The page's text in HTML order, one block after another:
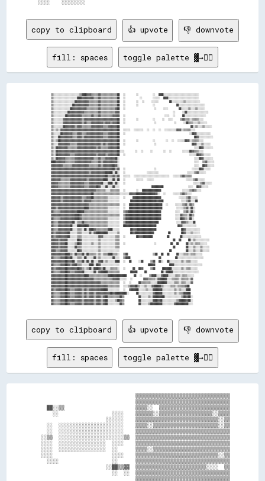
copy to clipboard 👍 upvote 👎 downvote
fill: spaces toggle palette ▓→✊🏽
▒▒░░░░░░░░░░░░░░░░░░░░░░▒▒████▓▓▓▓▒▒▒▒▒▒▓▓▒▒▒▒▒▒▒▒▒▒▒▒▒▒██  ░░      ░░        ░░  ████░░░░░░░░░░░░░░░░░░░░░░░░░░░░░░
▒▒░░░░░░░░░░░░░░░░░░░░████▓▓▓▓▓▓▓▓▓▓▒▒▒▒▓▓▒▒▒▒▒▒▒▒▒▒▒▒▒▒██  ░░        ░░      ░░░░░░  ████░░░░░░░░░░░░░░░░░░░░░░░░░░
▒▒░░░░░░░░░░░░░░░░░░██▓▓▓▓▓▓▓▓▓▓▒▒▒▒▒▒▒▒▓▓▒▒▒▒▒▒▒▒▒▒▒▒▒▒██  ░░      ░░  ░░    ░░░░░░      ██░░░░░░░░░░▒▒░░░░░░░░░░░░
▒▒░░░░░░░░░░░░░░░░██▓▓▓▓▓▓▓▓▓▓▓▓▒▒▒▒▒▒▒▒▓▓▒▒▒▒▒▒▒▒▒▒▒▒▒▒██  ░░      ░░        ░░            ██░░░░░░░░░░░░░░░░░░░░░░
▒▒░░░░░░░░░░░░░░██▓▓▓▓▓▓▓▓▓▓▓▓▒▒▒▒▒▒▒▒▒▒▓▓▒▒▒▒▒▒▒▒▒▒▒▒▓▓██  ░░                ░░    ░░░░      ██░░░░░░▒▒░░░░▒▒░░░░░░
▒▒░░░░░░░░░░░░██▓▓▓▓▓▓▓▓▓▓▓▓▒▒▒▒▒▒▒▒▒▒▒▒▓▓▒▒▒▒▒▒▒▒▒▒▒▒▓▓▓▓                              ░░    ░░██░░░░░░░░░░░░░░░░░░
▒▒░░░░░░░░░░██▓▓▓▓▓▓▓▓▓▓▓▓▒▒▒▒▒▒▒▒▓▓▒▒▒▒▓▓▒▒▒▒▒▒▒▒▒▒▓▓▓▓▓▓  ░░                      ░░░░  ░░    ██░░░░░░░░░░░░░░░░░░
▒▒░░░░░░░░▓▓▓▓▓▓▓▓▓▓▓▓▓▓▓▓▒▒▓▓▓▓▓▓▓▓▓▓▓▓▓▓▓▓▓▓▓▓▓▓▓▓▓▓▓▓██  ░░      ░░        ░░    ░░  ░░░░    ▒▒▓▓▒▒▒▒░░▒▒▒▒▒▒░░░░
▒▒░░░░░░░░▓▓▓▓▓▓▓▓▓▓▓▓▓▓▓▓▒▒▓▓▒▒▒▒▓▓▓▓▓▓▓▓▓▓▒▒▓▓▓▓▒▒▓▓▓▓██  ░░                ░░          ░░    ░░██▒▒▒▒░░░░▒▒░░░░░░
▒▒░░░░░░░░██▓▓▓▓▓▓▓▓▒▒▓▓▓▓▒▒▒▒▒▒▒▒▓▓▓▓▓▓▓▓▓▓▒▒▒▒▓▓▓▓▓▓▓▓██                                        ██░░▒▒░░░░▒▒░░░░░░
▒▒░░▒▒░░▓▓▓▓▓▓▓▓▓▓▓▓▓▓▓▓▓▓▓▓▓▓▓▓▓▓▓▓▓▓▓▓▓▓▓▓▓▓▓▓▓▓▓▓▓▓▓▓██  ░░░░░░  ░░░░░░░░  ░░  ░░  ░░  ░░░░░░░░░░▓▓▓▓░░▒▒▒▒▒▒░░░░
▒▒░░░░░░██▓▓▓▓▓▓▓▓▒▒▒▒▓▓▓▓▒▒▒▒▓▓▓▓▓▓▓▓▓▓▓▓▓▓▒▒▒▒▓▓▓▓▓▓▓▓██  ░░                                    ░░██▓▓░░░░░░░░░░░░
▒▒░░░░██▓▓▓▓▓▓▓▓▓▓▒▒▒▒▓▓▓▓▒▒▓▓▓▓▓▓▓▓▓▓▓▓▓▓▓▓▒▒▒▒▓▓▓▓▓▓▓▓██                                          ██▓▓░░░░░░░░░░░░
▒▒░░▒▒██▓▓▓▓▓▓▓▓▓▓▓▓▓▓▓▓▓▓▓▓▓▓▓▓▓▓▓▓▓▓▓▓▓▓▓▓▓▓▓▓▓▓▓▓▓▓▓▓██  ░░      ░░        ░░      ░░  ░░  ░░░░░░██▓▓░░▒▒▒▒▒▒░░░░
▒▒░░░░▓▓▓▓▓▓▓▓▓▓▒▒▒▒▒▒▓▓▓▓▓▓▓▓▓▓▓▓▓▓▓▓▓▓▓▓▒▒▓▓▒▒▓▓▓▓▓▓▓▓██  ░░                ░░                    ██▓▓░░░░▒▒░░░░░░
▒▒░░██▓▓▓▓▓▓▓▓▒▒▒▒▒▒▒▒▓▓▓▓▓▓▓▓▓▓▓▓▓▓▓▓▒▒▓▓▒▒▒▒▒▒▓▓▓▓▓▓▓▓██                                          ░░░░██▓▓░░░░░░░░
▒▒░░██▓▓▓▓▓▓▓▓▓▓▓▓▓▓▓▓▓▓▓▓▓▓▓▓▓▓▓▓▓▓▓▓▓▓▓▓▓▓▓▓▓▓▓▓▓▓▓▓▓▓██░░░░      ░░  ░░    ░░      ░░  ░░      ░░░░░░██▓▓▒▒▒▒░░░░
▒▒░░██▓▓▓▓▓▓▓▓▓▓▒▒▒▒▓▓▓▓▓▓▓▓▓▓▓▓▓▓▓▓▓▓▒▒▓▓▓▓▓▓▒▒▓▓▓▓▓▓▓▓██  ░░                                    ░░░░░░██▓▓▒▒░░░░░░
▒▒░░██▓▓▓▓▓▓▒▒▒▒▒▒▒▒▓▓▓▓▓▓▓▓▓▓▓▓▓▓▓▓▒▒▒▒▓▓▒▒▒▒▓▓▓▓▓▓▓▓██░░                                          ░░░░██▓▓░░░░░░░░
████▓▓▓▓▓▓▓▓▒▒▒▒▒▒▒▒▓▓▓▓▓▓▓▓▓▓▓▓▓▓▒▒▒▒▒▒▓▓▒▒▓▓▓▓▓▓▓▓▓▓▓▓░░                                          ░░░░  ▒▒▓▓░░░░░░
▓▓▓▓▓▓▓▓▓▓▒▒▒▒▒▒▒▒▓▓▓▓▓▓▓▓▓▓▓▓▓▓▒▒▒▒▒▒▒▒▓▓▒▒▓▓▓▓▓▓▓▓██▓▓░░                                          ░░░░  ██▓▓░░░░░░
▓▓▓▓▓▓▓▓▓▓▓▓▓▓▓▓▓▓▓▓▓▓▓▓▓▓▓▓▓▓▓▓▓▓▓▓▓▓▓▓▓▓▓▓▓▓▓▓▓▓▓▓██▒▒▓▓  ░░                ░░                    ░░░░░░██▓▓░░░░░░
▓▓▓▓▓▓▓▓▓▓▓▓▓▓▓▓▓▓▓▓▓▓▓▓▓▓▓▓▓▓▓▓▒▒▓▓▓▓▓▓▓▓▓▓▓▓██████░░██░░  ░░            ░░░░░░░░░░                ░░░░░░▒▒▓▓░░░░░░
▓▓▓▓▓▓▓▓▓▓▓▓▓▓▓▓▓▓▓▓▓▓▓▓▓▓▓▓▓▓▓▓▓▓▓▓▓▓▓▓▓▓▓▓▓▓██▒▒▒▒▓▓▒▒▓▓  ░░░░░░  ░░░░░░░░░░░░░░░░░░░░░░░░░░░░░░  ░░░░░░▒▒▓▓▒▒▒▒▒▒
▓▓▓▓▓▓▓▓▒▒▒▒▒▒▒▒▓▓▓▓▓▓▓▓▓▓▓▓▓▓▒▒▓▓▓▓▓▓▓▓▓▓▓▓████░░░░██░░██  ░░      ░░░░░░  ░░░░░░                  ░░░░░░▒▒▓▓░░░░░░
▓▓▓▓▓▓▒▒▒▒▒▒▒▒▒▒▓▓▓▓▓▓▓▓▓▓▓▓▒▒▒▒▓▓▓▓▓▓▓▓▓▓██░░░░████░░██░░  ░░                                      ░░░░░░▒▒▓▓░░░░░░
▓▓▓▓▓▓▒▒▒▒▒▒▒▒▒▒▓▓▓▓▓▓▓▓▓▓▓▓▒▒▒▒▓▓▓▓▓▓██▓▓░░░░██░░░░██░░░░                  ██████████              ░░░░  ██▓▓░░░░░░
▓▓▓▓▓▓▓▓▓▓▓▓▓▓▓▓▓▓▓▓▓▓▓▓▓▓▓▓▓▓▓▓▓▓▓▓▓▓▒▒▒▒▒▒▒▒░░░░▒▒▒▒▒▒▒▒  ░░      ░░  ████████████████            ░░░░░░▒▒▓▓▒▒░░░░
▓▓▓▓▓▓▓▓▓▓▓▓▓▓▓▓▓▓▓▓▓▓▓▓▓▓▓▓▓▓▓▓▓▓██▒▒▒▒▒▒▒▒▒▒▒▒▒▒▒▒▒▒▒▒▒▒░░░░░░░░▓▓▓▓▓▓████████████████▓▓░░  ░░    ░░░░░░▒▒▓▓▒▒░░░░
▓▓▓▓▓▓▓▓▒▒▓▓▓▓▓▓▓▓▓▓▓▓▓▓▓▓▒▒▒▒▓▓▓▓██▒▒▒▒▒▒▒▒▒▒▒▒░░░░░░░░░░  ░░    ████████████████████████          ░░░░░░▒▒▓▓░░░░░░
▓▓▓▓▓▓▓▓▒▒▓▓▓▓▓▓▓▓▓▓▓▓▓▓▓▓▒▒▓▓▓▓▓▓▒▒▒▒▒▒▒▒▒▒▒▒▒▒░░░░░░░░░░      ██████████████████████▓▓████          ░░░░▒▒▓▓░░░░██
▓▓▓▓▓▓▓▓▓▓▓▓▓▓▓▓▓▓▓▓▓▓▓▓▓▓▓▓▓▓▓▓▒▒▒▒▒▒▒▒▒▒▒▒▒▒▒▒▒▒▒▒▒▒▒▒▒▒  ░░  ████████████████████████████  ░░    ░░░░░░▒▒▓▓░░▓▓▒▒
▓▓▓▓▒▒▓▓▓▓▓▓▓▓▓▓▓▓▓▓▓▓▓▓▓▓▓▓████▒▒▒▒▒▒▒▒▒▒▒▒▒▒▒▒░░░░░░░░░░  ░░  ████████████████████████████        ░░░░░░▒▒▓▓░░██░░
▓▓▒▒▒▒▒▒▓▓▓▓▓▓▓▓▓▓▓▓▓▓██████▒▒▒▒▒▒▒▒▒▒▒▒▒▒▒▒▒▒▒▒░░░░░░░░░░  ▒▒▓▓████████████████████████████        ░░░░  ▒▒▓▓░░██░░
▓▓▓▓▓▓▓▓▓▓▓▓▓▓▓▓▓▓▓▓████▓▓▒▒▒▒▒▒▒▒▒▒▒▒▒▒▒▒▒▒▒▒▒▒▒▒▒▒▒▒▒▒▒▒  ▒▒██████████████████████████████        ░░░░▓▓▒▒▒▒░░██▒▒
▓▓▒▒▒▒▒▒▓▓▓▓▓▓▓▓▓▓▓▓████▓▓▒▒▒▒▒▒▒▒▒▒▒▒▒▒▒▒▒▒▒▒▒▒░░░░░░░░░░  ▒▒██████████████████████████████        ░░░░██▓▓▒▒░░██░░
▓▓▒▒▒▒▓▓▓▓▓▓▓▓▓▓▓▓██░░▒▒▒▒██▒▒▒▒▒▒▒▒▒▒▒▒▒▒▒▒▒▒▒▒░░░░░░░░░░  ▒▒████████████████████████████          ░░░░▓▓▓▓▒▒░░░░██
▓▓▒▒▒▒▓▓▓▓▓▓▓▓▓▓██░░░░██████████▒▒▒▒▒▒▒▒▒▒▒▒▒▒▒▒░░░░░░░░░░  ████████████████████████████            ██▓▓░░░░░░░░░░░░
▓▓▒▒▒▒▓▓▓▓▓▓▓▓▓▓██░░░░▒▒▒▒░░██░░████▓▓▒▒▒▒▒▒▒▒▒▒████░░░░░░      ██▓▓▓▓████████████████              ██▓▓░░░░░░░░░░░░
▓▓▒▒▓▓▓▓▓▓▓▓▓▓██░░░░░░▒▒▒▒░░░░░░▓▓░░▓▓██████████░░░░░░░░▒▒      ██▓▓████████████████        ██      ██▓▓░░░░▒▒░░░░░░
▓▓▒▒▓▓▓▓▓▓▓▓▓▓██░░░░░░▒▒▒▒░░░░░░░░░░░░░░▓▓▓▓░░░░░░░░░░▒▒▒▒  ░░      ██▓▓▓▓████████        ██      ██░░░░░░░░░░░░░░░░
▓▓▓▓▓▓▒▒▓▓▓▓▓▓░░░░░░░░██▓▓░░░░░░░░░░░░░░▒▒░░░░░░░░░░░░▒▒▒▒                              ██  ██    ██░░▒▒░░░░░░░░░░░░
▓▓▓▓▓▓▒▒▓▓▓▓██░░░░░░▒▒██▓▓░░░░░░░░▒▒░░░░▒▒░░░░░░░░░░░░▒▒▒▒  ░░                ░░        ██  ██    ██░░▒▒░░▒▒▒▒░░░░░░
▓▓▓▓▓▓▒▒▓▓▓▓▓▓░░░░░░██▒▒▒▒░░░░░░░░░░░░░░▒▒░░░░░░░░░░░░▒▒▒▒                              ██      ██░░░░▒▒░░░░▒▒░░░░░░
▓▓▓▓▒▒▒▒▓▓▓▓▓▓░░░░░░░░██▓▓░░░░░░░░░░░░░░▒▒░░░░░░░░░░░░░░░░                            ██        ██░░░░▒▒░░░░▒▒░░░░░░
▓▓▓▓▓▓▓▓▓▓▓▓████▒▒░░██▒▒▒▒██░░██▒▒▒▒▒▒░░▒▒░░▒▒▒▒████▒▒▒▒░░  ▒▒██              ▒▒██  ██  ██    ██░░░░▒▒▒▒░░▒▒▒▒░░░░░░
▓▓▒▒▒▒▒▒▓▓▓▓██▓▓██░░░░▒▒▒▒░░██░░░░░░██░░▒▒░░░░░░░░░░██░░░░  ▒▒████                ██        ██░░░░░░░░░░░░░░░░░░░░░░
▓▓▓▓▓▓▓▓▓▓▓▓██▓▓▓▓██░░▒▒▒▒██░░██░░██░░░░▓▓██░░▒▒░░░░░░████  ░░  ██    ░░██    ▒▒██  ██░░  ██░░░░░░░░░░▒▒░░▒▒▒▒░░░░░░
▓▓▒▒▒▒▒▒▓▓▓▓██▓▓▒▒▓▓██▒▒▒▒░░░░░░████░░██▓▓░░░░░░░░░░░░░░░░                ██████        ████░░░░░░░░░░░░░░░░░░░░░░░░
▓▓▒▒▓▓▓▓▓▓▓▓██▓▓▓▓▓▓▓▓██▓▓▒▒░░▒▒██░░████▓▓▒▒██░░░░▒▒▒▒▒▒░░  ░░    ██  ██▓▓    ▒▒██    ████████░░░░░░░░▒▒░░▒▒▒▒░░░░░░
▓▓▒▒▒▒▒▒▓▓▓▓██▓▓▒▒▒▒▓▓▓▓▓▓██░░░░░░░░██░░▓▓██████▒▒▒▒▒▒▒▒▒▒      ██████    ██        ██░░██████░░░░░░░░░░░░░░░░░░░░░░
▓▓▓▓▓▓▓▓▓▓▓▓██▓▓▓▓▓▓▓▓▓▓▓▓▓▓████▒▒▒▒▒▒▒▒▒▒▒▒▒▒▒▒████████████████    ██  ░░    ▒▒████░░░░▓▓████░░░░░░▒▒▒▒░░▒▒▒▒░░░░░░
▓▓▓▓▓▓▓▓▓▓▓▓██▓▓▓▓▓▓▓▓▓▓▓▓▓▓▓▓▓▓▓▓▓▓▒▒▒▒▒▒▒▒▒▒▒▒▒▒▒▒▓▓▓▓▓▓░░░░░░  ░░      ▓▓▓▓▒▒▒▒▒▒░░▓▓██████░░░░▒▒▒▒▒▒░░▒▒▒▒▒▒░░▓▓
▓▓▓▓▓▓▓▓▓▓▓▓██▓▓▓▓▓▓▓▓▓▓▓▓▓▓▓▓▓▓▓▓▓▓▓▓▓▓▓▓▒▒▒▒▒▒▒▒▒▒▒▒▒▒▒▒  ░░  ░░    ██▒▒▒▒▒▒▒▒░░░░░░████████░░░░░░▒▒▒▒░░▒▒▒▒░░░░▓▓
▓▓▓▓▓▓▓▓▓▓▓▓██▓▓▓▓▓▓▓▓▓▓▓▓▓▓▓▓▓▓▓▓▓▓▓▓▓▓▓▓▓▓▓▓▓▓▒▒▒▒▒▒▒▒▒▒  ░░░░▒▒▓▓▓▓██▒▒░░░░▒▒░░░░▓▓██████▒▒░░░░░░▒▒▒▒░░▒▒▒▒▒▒▓▓██
▓▓▒▒▓▓▓▓▓▓▓▓██▓▓▒▒▒▒▓▓▓▓▓▓▒▒▓▓▒▒▓▓▓▓▓▓▓▓▓▓██████░░░░░░░░░░  ░░  ▓▓██████░░░░░░▒▒░░░░████████░░░░░░░░░░▒▒░░▒▒░░░░████
▓▓▒▒▒▒▒▒▓▓▓▓██▓▓▒▒▒▒▓▓▓▓▓▓▒▒▓▓▒▒▓▓▓▓▒▒▓▓▓▓▓▓▓▓▓▓▓▓██▓▓██████████░░    ██░░░░░░░░░░░░▓▓██████░░░░░░░░░░▒▒░░▒▒▒▒██████
▓▓▒▒▒▒▒▒▓▓▓▓██▓▓▒▒▒▒▓▓▓▓▓▓▒▒▓▓▒▒▓▓▓▓▒▒▓▓▓▓▒▒▓▓██▒▒▒▒▒▒▒▒▒▒██▒▒        ██░░░░░░▒▒░░██████████░░░░░░░░░░░░░░▒▒██▓▓██░░
▓▓▒▒▒▒▒▒▓▓▓▓██▓▓▓▓▓▓▓▓▓▓▓▓▒▒▓▓▓▓▓▓▓▓▒▒▓▓▓▓▒▒▓▓██░░░░░░▒▒██▓▓▒▒        ██░░░░░░░░░░████▓▓██░░░░░░░░░░░░▒▒██████▓▓██░░
copy to clipboard 👍 upvote 👎 downvote
fill: spaces toggle palette ▓→✊🏽
                                  ▒▒▒▒▒▒▒▒▒▒▒▒▒▒▒▒▒▒▒▒▒▒▒▒▒▒▒▒▒▒▒▒
                                  ▒▒▒▒▒▒▒▒▒▒▒▒▒▒▒▒▒▒▒▒▒▒▒▒▒▒▒▒▒▒▒▒
    ██░░▒▒                        ▒▒▒▒░░  ▒▒▒▒▒▒▒▒▒▒▒▒▒▒▒▒▒▒▒▒▒▒▒▒
      ░░                  ░░░░    ▒▒▒▒▒▒░░▒▒▒▒▒▒▒▒▒▒▒▒▒▒▒▒▒▒░░▒▒▒▒
                        ░░░░░░    ▒▒▒▒▒▒▒▒▒▒▒▒▒▒▒▒▒▒▒▒▒▒▒▒▒▒▒▒░░▒▒
    ░░  ░░░░░░░░░░░░░░░░░░░░░░    ▒▒▒▒░░▒▒▒▒▒▒▒▒▒▒▒▒▒▒▒▒▒▒▒▒▒▒░░▒▒
    ░░  ░░░░░░░░░░░░░░░░░░░░░░    ▒▒▒▒▒▒▒▒▒▒▒▒▒▒▒▒▒▒▒▒▒▒▒▒▒▒▒▒▒▒▒▒
  ░░▒▒  ░░░░░░░░░░░░░░░░░░░░░░▒▒  ▒▒▒▒▒▒▒▒▒▒▒▒▒▒▒▒▒▒▒▒▒▒▒▒▒▒▒▒▒▒▒▒
  ░░░░  ░░░░░░░░░░░░░░░░  ░░░░    ▒▒▒▒▒▒▒▒▒▒▒▒▒▒▒▒▒▒▒▒▒▒▒▒▒▒▒▒▒▒▒▒
  ░░░░  ░░░░░░░░░░░░░░░░  ░░      ▒▒▒▒░░▒▒▒▒▒▒▒▒▒▒▒▒▒▒▒▒▒▒▒▒▒▒▒▒▒▒
  ░░░░                    ░░░░    ▒▒▒▒▒▒▒▒▒▒▒▒▒▒▒▒▒▒▒▒▒▒▒▒▒▒▒▒░░▒▒
    ░░░░                  ░░      ▒▒▒▒▒▒▒▒▒▒▒▒▒▒▒▒▒▒▒▒▒▒▒▒▒▒▒▒▒▒▒▒
                        ░░██▒▒▓▓  ▒▒▒▒▒▒▒▒▒▒▒▒▒▒▒▒▒▒▒▒▒▒▒▒░░░░  ▒▒
                          ░░  ░░  ▒▒▒▒▒▒▒▒▒▒▒▒▒▒▒▒▒▒▒▒▒▒▒▒▒▒▒▒▒▒▒▒
                                  ▒▒▒▒▒▒▒▒▒▒▒▒▒▒▒▒▒▒▒▒▒▒▒▒▒▒▒▒▒▒▒▒